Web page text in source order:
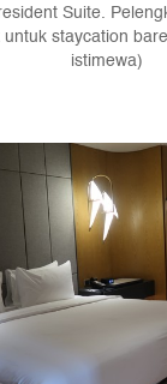
Suite.
staycation
istimewa)